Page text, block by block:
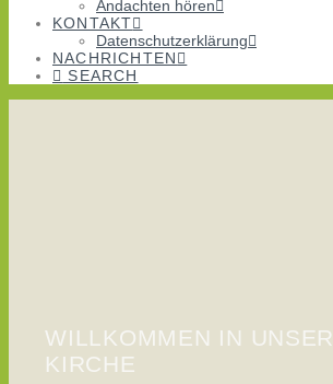
Andachten hören
KONTAKT
Datenschutzerklärung
NACHRICHTEN
SEARCH
WILLKOMMEN IN
KIRCHE